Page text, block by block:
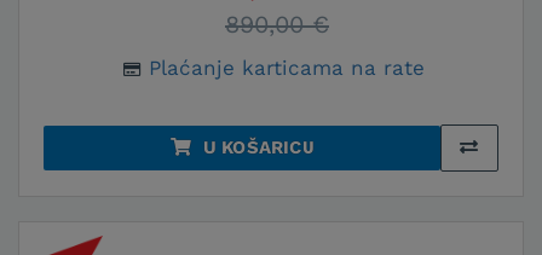
890,00 €
Plaćanje karticama na rate
U KOŠARICU